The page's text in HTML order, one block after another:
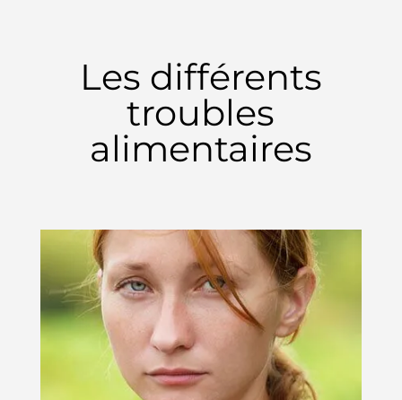
Les différents
troubles
alimentaires